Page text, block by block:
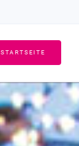
STARTSEITE